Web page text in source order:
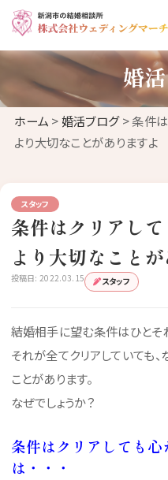
婚
ホーム >婚活ブログ> 条件は
より大切なことがありますよ
スタッフ
条件はクリアし
より大切なこと
投稿日: 2022.03.15 スタッフ
結婚相手に望む条件はひとそ
それが全てクリアしていても
ことがあります。
なぜでしょうか？
条件はクリアしても
は・・・